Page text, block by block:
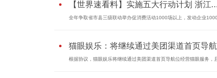
【世界速看料】实施五大行动计划 浙江
全年争取省市县三级联动举办促消费活动1000场以上，发动企业
猫眼娱乐：将继续通过美团渠道首页导
根据协议，猫眼娱乐将继续通过美团渠道首页导航位经营猫眼服务，